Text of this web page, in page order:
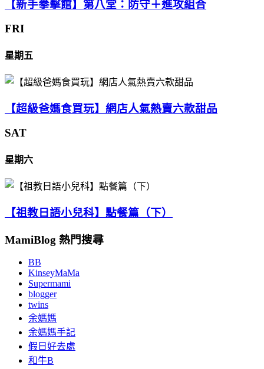
【新手拳擊館】第八堂：防守＋進攻組合
FRI
星期五
【超級爸媽食買玩】網店人氣熱賣六款甜品
SAT
星期六
【祖教日語小兒科】點餐篇（下）
MamiBlog 熱門搜尋
BB
KinseyMaMa
Supermami
blogger
twins
余媽媽
余媽媽手記
假日好去處
和牛B